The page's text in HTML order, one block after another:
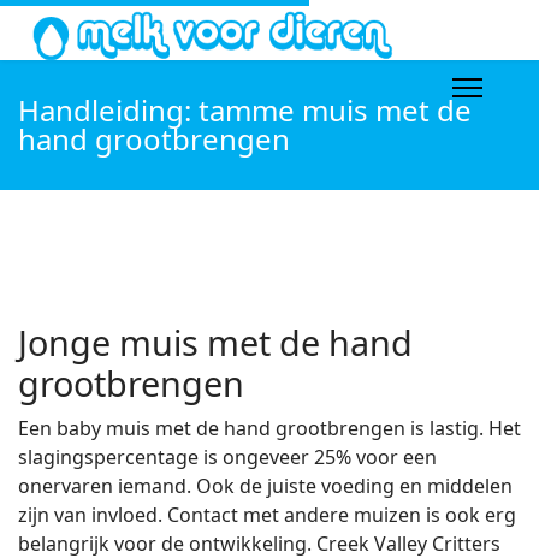
Handleiding: tamme muis met de
hand grootbrengen
Jonge muis met de hand
grootbrengen
Een baby muis met de hand grootbrengen is lastig. Het
slagingspercentage is ongeveer 25% voor een
onervaren iemand. Ook de juiste voeding en middelen
zijn van invloed. Contact met andere muizen is ook erg
belangrijk voor de ontwikkeling. Creek Valley Critters